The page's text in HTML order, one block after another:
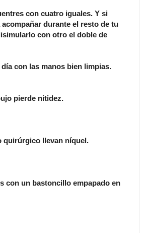
con cuatro iguales. Y si
durante el resto de tu
con otro el doble de
con las manos bien limpias.
pierde nitidez.
quirúrgico llevan níquel.
con un bastoncillo empapado en